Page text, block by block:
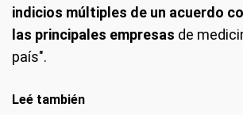
indicios múltiples de un acuerdo
las principales empresas de
país".
Leé también